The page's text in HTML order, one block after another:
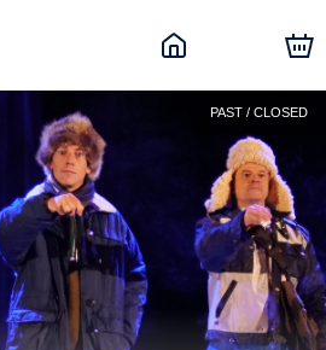
PAST / CLOSED